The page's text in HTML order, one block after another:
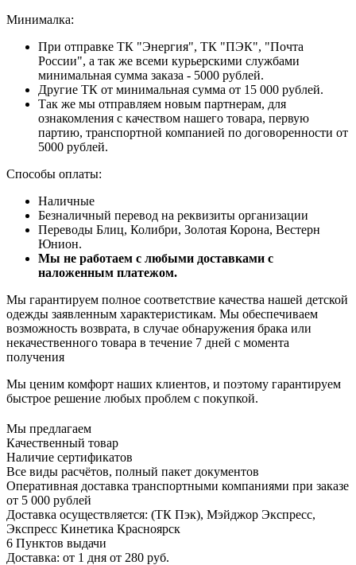
Минималка:
При отправке ТК "Энергия", ТК "ПЭК", "Почта
России", а так же всеми курьерскими службами
минимальная сумма заказа - 5000 рублей.
Другие ТК от минимальная сумма от 15 000 рублей.
Так же мы отправляем новым партнерам, для
ознакомления с качеством нашего товара, первую
партию, транспортной компанией по договоренности от
5000 рублей.
Способы оплаты:
Наличные
Безналичный перевод на реквизиты организации
Переводы Блиц, Колибри, Золотая Корона, Вестерн
Юнион.
Мы не работаем с любыми доставками с
наложенным платежом.
Мы гарантируем полное соответствие качества нашей детской
одежды заявленным характеристикам. Мы обеспечиваем
возможность возврата, в случае обнаружения брака или
некачественного товара в течение 7 дней с момента
получения
Мы ценим комфорт наших клиентов, и поэтому гарантируем
быстрое решение любых проблем с покупкой.
Мы предлагаем
Качественный товар
Наличие сертификатов
Все виды расчётов, полный пакет документов
Оперативная доставка транспортными компаниями при заказе
от 5 000 рублей
Доставка осуществляется: (ТК Пэк), Мэйджор Экспресс,
Экспресс Кинетика Красноярск
6 Пунктов выдачи
Доставка: от 1 дня от 280 руб.